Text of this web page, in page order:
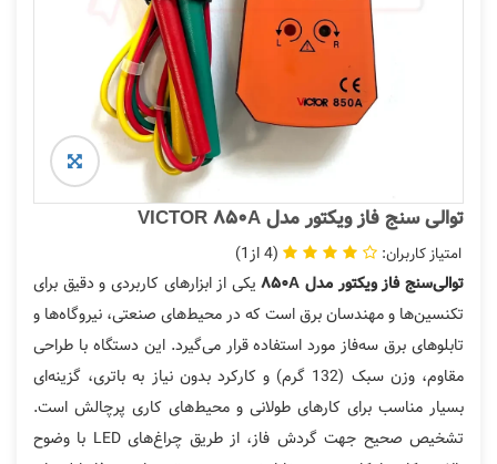
توالی سنج فاز ویکتور مدل VICTOR 850A
4
1
توالی‌سنج فاز ویکتور مدل 850A
یکی از ابزارهای کاربردی و دقیق برای
تکنسین‌ها و مهندسان برق است که در محیط‌های صنعتی، نیروگاه‌ها و
تابلوهای برق سه‌فاز مورد استفاده قرار می‌گیرد. این دستگاه با طراحی
مقاوم، وزن سبک (132 گرم) و کارکرد بدون نیاز به باتری، گزینه‌ای
بسیار مناسب برای کارهای طولانی و محیط‌های کاری پرچالش است.
تشخیص صحیح جهت گردش فاز، از طریق چراغ‌های LED با وضوح